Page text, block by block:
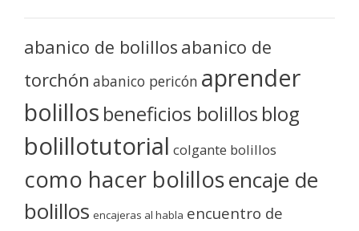
abanico de bolillos abanico de
torchón abanico pericón aprender
bolillos beneficios bolillos blog
bolillotutorial colgante bolillos
como hacer bolillosencaje de
bolillos encajeras al habla encuentro de